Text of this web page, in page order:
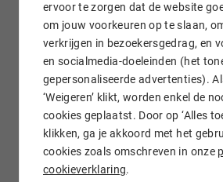
ervoor te zorgen dat de website
om jouw voorkeuren op te slaan,
verkrijgen in bezoekersgedrag, en
en socialmedia-doeleinden (het
gepersonaliseerde advertenties).
‘Weigeren’ klikt, worden enkel de
cookies geplaatst. Door op ‘Alles
klikken, ga je akkoord met het
cookies zoals omschreven in onze
cookieverklaring.
Gratis e-mail doorsturen
Wij staan voor je klaar!